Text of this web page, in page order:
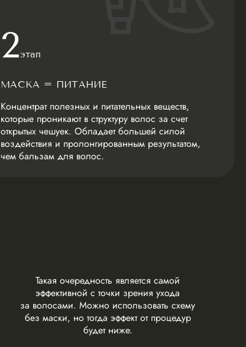
2этап
МАСКА = ПИТАНИЕ
Концентрат полезных и питательных веществ,
которые проникают в структуру волос за счет
открытых чешуек. Обладает большей силой
воздействия и пролонгированным результатом,
чем бальзам для волос.
Такая очередность является самой
эффективной с точки зрения ухода
за волосами. Можно использовать схему
без маски, но тогда эффект от процедур
будет ниже.